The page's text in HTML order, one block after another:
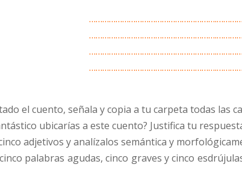
el cuento, señala y copia a tu carpeta todas las
ubicarías a este cuento? Justifica tu
adjetivos y analízalos semántica y
palabras agudas, cinco graves y cinco